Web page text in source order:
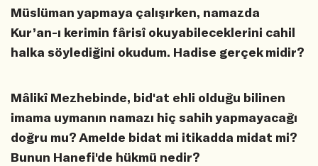
Müslüman yapmaya çalışırken, namazda
Kur’an-ı kerimin fârisî okuyabileceklerini cahil
halka söylediğini okudum. Hadise gerçek midir?
Mâlikî Mezhebinde, bid'at ehli olduğu bilinen
imama uymanın namazı hiç sahih yapmayacağı
doğru mu? Amelde bidat mi itikadda midat mi?
Bunun Hanefi'de hükmü nedir?